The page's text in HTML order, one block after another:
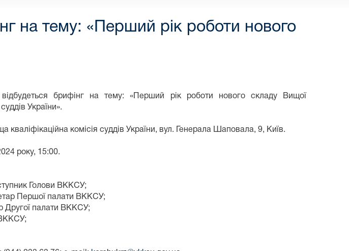
на тему: «Перший рік роботи нового
брифінг на тему: «Перший рік роботи нового складу Вищої
суддів України».
кваліфікаційна комісія суддів України, вул. Генерала Шаповала, 9, Київ.
року, 15:00.
Голови ВККСУ;
Першої палати ВККСУ;
Другої палати ВККСУ;